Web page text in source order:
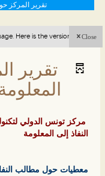
تقرير المركز حول
Here is the version in arabic
Close
تقرير
المعلومة
النفاذ إلى المعلومة
معطيات حول مطالب